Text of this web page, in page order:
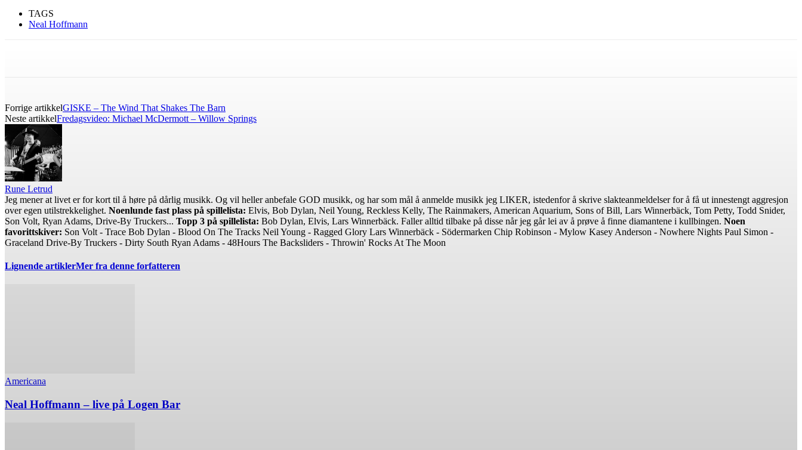
TAGS
Neal Hoffmann
Forrige artikkelGISKE – The Wind That Shakes The Barn
Neste artikkelFredagsvideo: Michael McDermott – Willow Springs
Rune Letrud
Jeg mener at livet er for kort til å høre på dårlig musikk. Og vil heller anbefale GOD musikk, og har som mål å anmelde musikk jeg LIKER, istedenfor å skrive slakteanmeldelser for å få ut innestengt aggresjon
over egen utilstrekkelighet. Noenlunde fast plass på spillelista: Elvis, Bob Dylan, Neil Young, Reckless Kelly, The Rainmakers, American Aquarium, Sons of Bill, Lars Winnerbäck, Tom Petty, Todd Snider,
Son Volt, Ryan Adams, Drive-By Truckers... Topp 3 på spillelista: Bob Dylan, Elvis, Lars Winnerbäck. Faller alltid tilbake på disse når jeg går lei av å prøve å finne diamantene i kullbingen. Noen
favorittskiver: Son Volt - Trace Bob Dylan - Blood On The Tracks Neil Young - Ragged Glory Lars Winnerbäck - Södermarken Chip Robinson - Mylow Kasey Anderson - Nowhere Nights Paul Simon -
Graceland Drive-By Truckers - Dirty South Ryan Adams - 48Hours The Backsliders - Throwin' Rocks At The Moon
Lignende artiklerMer fra denne forfatteren
Americana
Neal Hoffmann – live på Logen Bar